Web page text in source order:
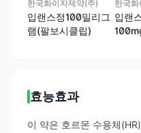
한국화이자제약(주)
입랜스정100밀리그
램(팔보시클립)
한국
입랜
효능효과
이 약은 호르몬 수용체